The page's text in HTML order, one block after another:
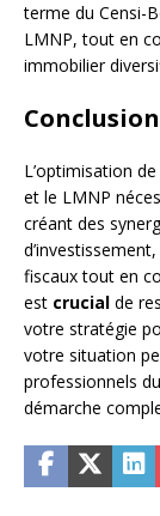
terme du Censi-
LMNP, tout en
immobilier
Conclusion
L’optimisation
et le LMNP
créant des
fiscaux tout en
est crucial de
votre stratégie
votre situation
professionnels
démarche